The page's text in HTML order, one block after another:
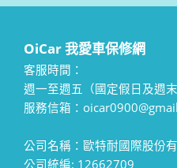
OiCar 我愛車保修網
客服時間：
週一至週五（國定假日及週
服務信箱：
公司名稱：歐特耐國際股份
公司統編: 12662709